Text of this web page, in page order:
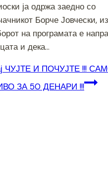
ја одржа заедно со
Борче Јовчески,
на програмата е
и дека…
ЧУЈТЕ И ПОЧУЈТЕ !!!
ЗА 50 ДЕНАРИ !!!